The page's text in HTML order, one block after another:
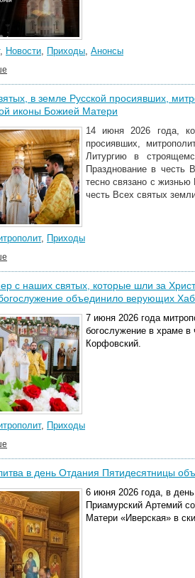
, Новости, Приходы, Анонсы
в земле Русской просиявших,
иконы Божией Матери
14 июня 2026 года,
просиявших,
Литургию в
Празднование в честь
тесно связано с
честь Всех святых
, Приходы
с наших святых, которые шли за
объединило верующих
7 июня 2026 года
богослужение в храме в
Корфовский.
, Приходы
в день Отдания Пятидесятницы
6 июня 2026 года, в
Приамурский Артемий
Матери «Иверская» в